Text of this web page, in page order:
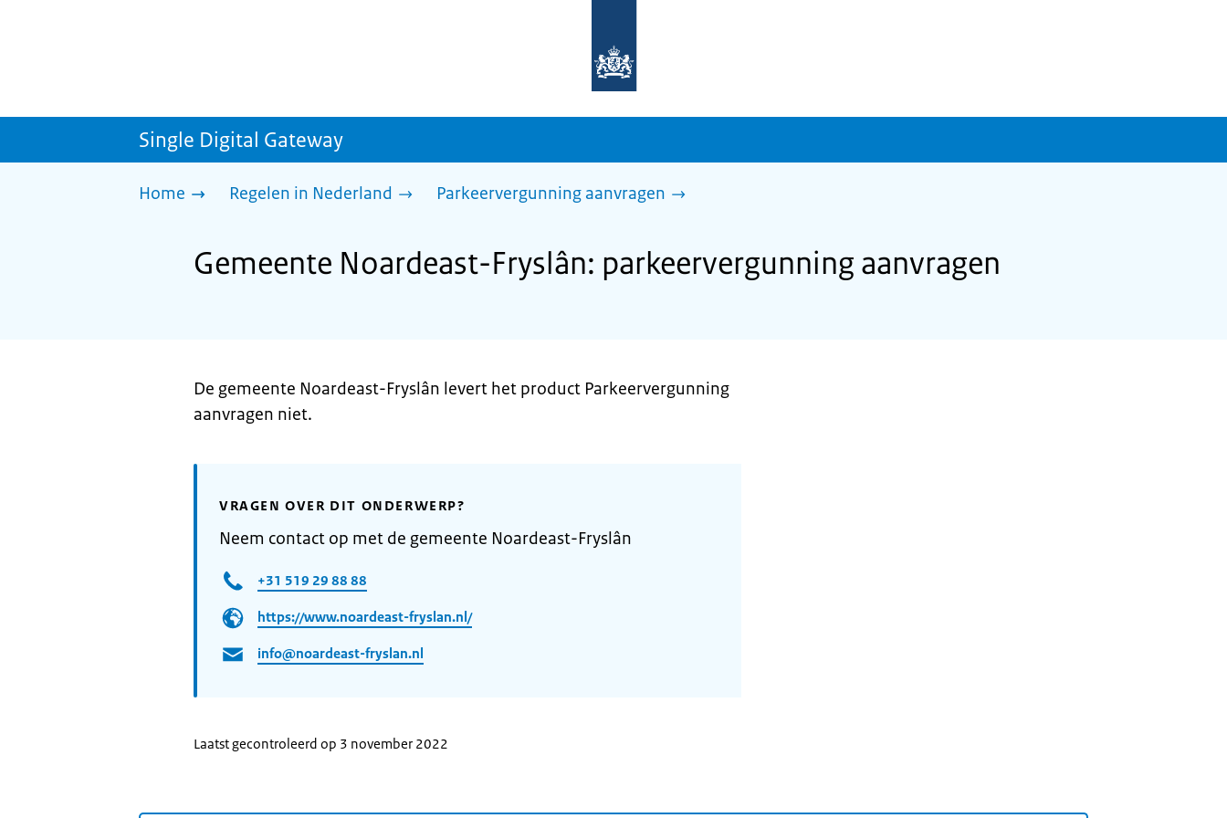
homepage
sdg.rijksoverheid.nl
Single Digital Gateway
Home Regelen in Nederland Parkeervergunning aanvragen
Gemeente Noardeast-Fryslân: parkeervergunning aanvragen
De gemeente Noardeast-Fryslân levert het product Parkeervergunning
aanvragen niet.
VRAGEN OVER DIT ONDERWERP?
Neem contact op met de gemeente Noardeast-Fryslân
+31 519 29 88 88
https://www.noardeast-fryslan.nl/
info@noardeast-fryslan.nl
Laatst gecontroleerd op 3 november 2022